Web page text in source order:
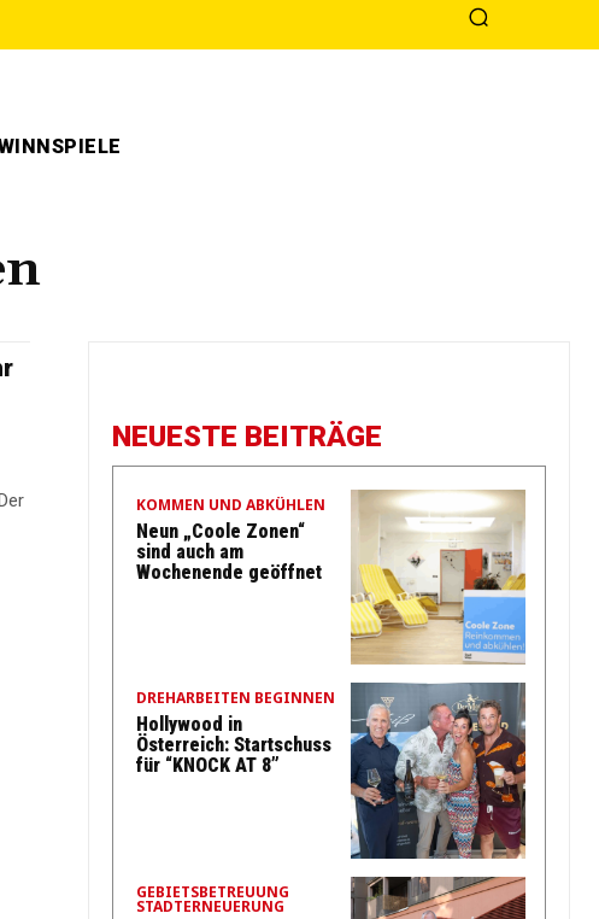
NEUESTE BEITRÄGE
KOMMEN UND ABKÜHLEN
Neun „Coole Zonen“
sind auch am
Wochenende geöffnet
DREHARBEITEN BEGINNEN
Hollywood in
Österreich: Startschuss
für “KNOCK AT 8”
GEBIETSBETREUUNG
STADTERNEUERUNG